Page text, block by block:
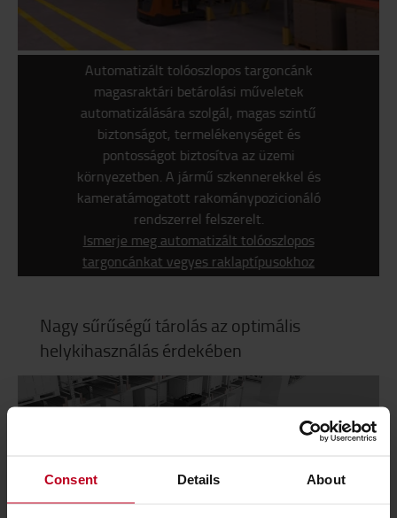
Consent Details About
Automatizált tolóoszlopos targoncánk
magasraktári betárolási műveletek
automatizálására szolgál, magas szintű
biztonságot, termelékenységet és
pontosságot biztosítva az üzemi
környezetben. A jármű szkennerekkel és
kameratámogatott rakománypozicionáló
rendszerrel felszerelt.
Ismerje meg automatizált tolóoszlopos
targoncánkat vegyes raklaptípusokhoz
Nagy sűrűségű tárolás az optimális
helykihasználás érdekében